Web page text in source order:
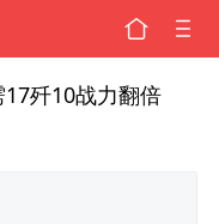
歼10战力翻倍